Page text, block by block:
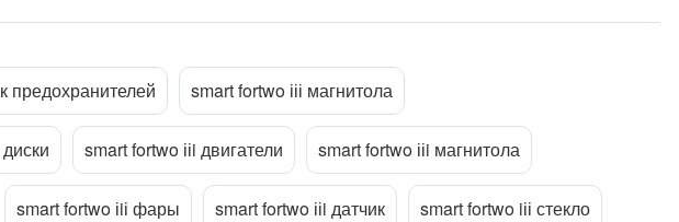
предохранителей smart fortwo ііі магнитола
smart fortwo ііi двигатели smart fortwo ііi магнитола
smart fortwo іiі фары smart fortwo ііi датчик smart fortwo iіі стекло